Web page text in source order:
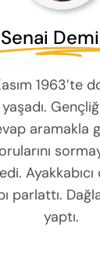
Senai
1963’te
aramakla
Ayakkabıcı
parlattı.
yaptı.